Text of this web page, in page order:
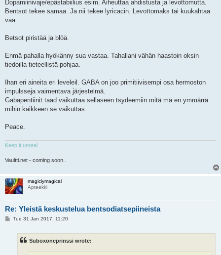
Dopamiinivaje/epästabiilius esim. Aiheuttaa ahdistusta ja levottomutta.
Bentsot tekee samaa. Ja nii tekee lyricacin. Levottomaks tai kuukahtaa
vaa.
Betsot piristää ja blöä.
Enmä pahalla hyökänny sua vastaa. Tahallani vähän haastoin oksin
tiedoilla tieteellistä pohjaa.
Ihan eri aineita eri leveleil. GABA on joo primitiivisempi osa hermoston
impulsseja vaimentava järjestelmä.
Gabapentiinit taad vaikuttaa sellaseen tsydeemiin mitä mä en ymmärrä
mihin kaikkeen se vaikuttas.
Peace.
Keep it unreal.
Vaultti.net - coming soon..
magiclymagical
Apteekki
Re: Yleistä keskustelua bentsodiatsepiineista
PTue 31 Jan 2017, 11:20
Suboxoneprinssi wrote: